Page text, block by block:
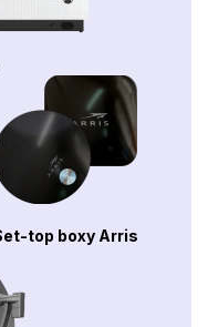
top boxy Arris